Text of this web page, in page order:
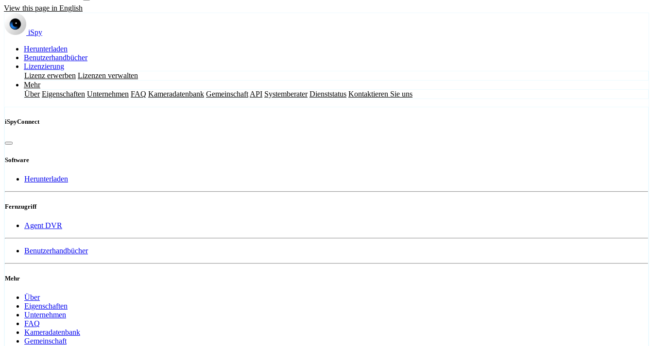
View this page in English
iSpy
Herunterladen
Benutzerhandbücher
Lizenzierung
Lizenz erwerben Lizenzen verwalten
Mehr
Über Eigenschaften Unternehmen FAQ Kameradatenbank Gemeinschaft API Systemberater Dienststatus Kontaktieren Sie uns
iSpyConnect
Software
Herunterladen
Fernzugriff
Agent DVR
Benutzerhandbücher
Mehr
Über
Eigenschaften
Unternehmen
FAQ
Kameradatenbank
Gemeinschaft